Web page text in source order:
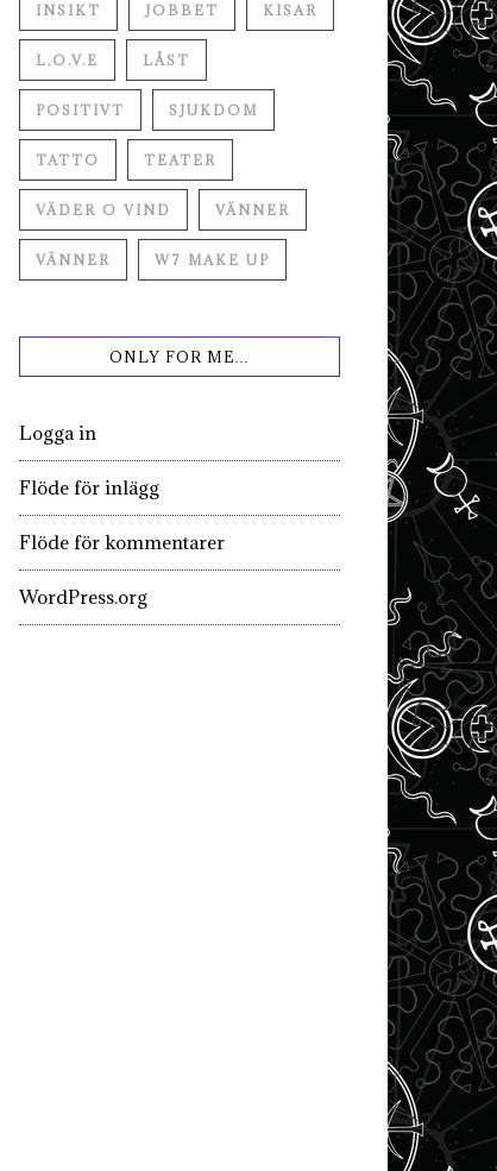
INSIKT JOBBET KISAR
L.O.V.E LÅST
POSITIVT SJUKDOM
TATTO TEATER
VÄDER O VIND VÄNNER
VÄNNER W7 MAKE UP
ONLY FOR ME…
Logga in
Flöde för inlägg
Flöde för kommentarer
WordPress.org